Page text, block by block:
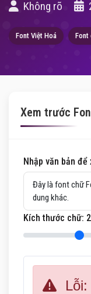
Không rõ
Font Việt Hoá Font
Xem trước
Nhập văn bản
Kích thước chữ: